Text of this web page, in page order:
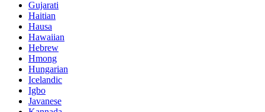
Gujarati
Haitian
Hausa
Hawaiian
Hebrew
Hmong
Hungarian
Icelandic
Igbo
Javanese